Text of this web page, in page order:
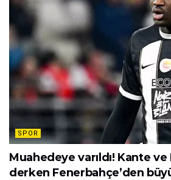
SPOR
Muahedeye varıldı! Kante
derken Fenerbahçe’den